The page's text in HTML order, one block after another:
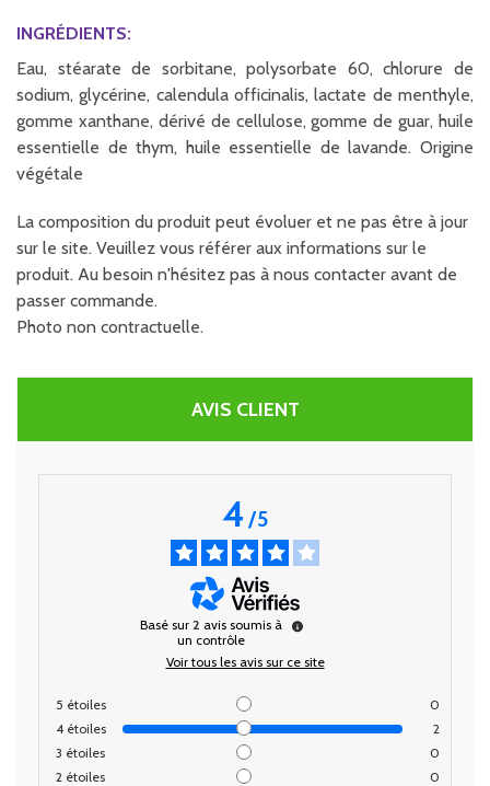
INGRÉDIENTS:
Eau, stéarate de sorbitane, polysorbate 60, chlorure de
sodium, glycérine, calendula officinalis, lactate de menthyle,
gomme xanthane, dérivé de cellulose, gomme de guar, huile
essentielle de thym, huile essentielle de lavande. Origine
végétale
La composition du produit peut évoluer et ne pas être à jour
sur le site. Veuillez vous référer aux informations sur le
produit. Au besoin n'hésitez pas à nous contacter avant de
passer commande.
Photo non contractuelle.
AVIS CLIENT
4/5
Basé sur 2 avis soumis à
un contrôle
Voir tous les avis sur ce site
5 étoiles
0
4 étoiles
2
3 étoiles
0
2 étoiles
0